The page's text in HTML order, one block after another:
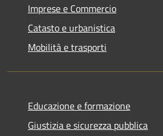
Imprese e Commercio
Catasto e urbanistica
Mobilità e trasporti
Educazione e formazione
Giustizia e sicurezza pubblica